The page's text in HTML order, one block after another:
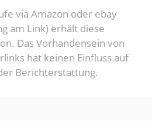
via Amazon oder ebay
am Link) erhält diese
Das Vorhandensein von
hat keinen Einfluss auf
Berichterstattung.